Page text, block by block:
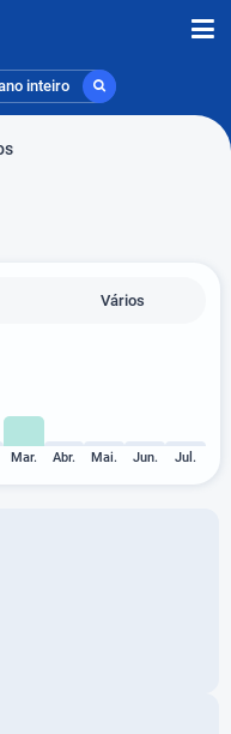
inteiro
Vários
Mar. Abr. Mai. Jun. Jul.